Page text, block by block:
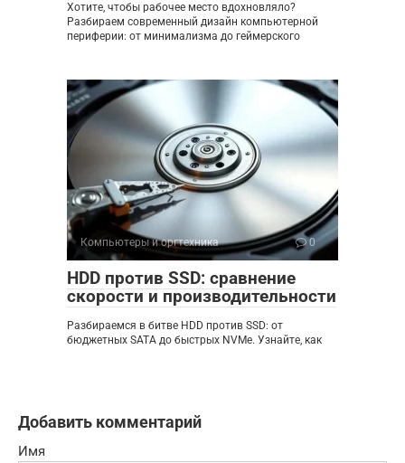
Хотите, чтобы рабочее место вдохновляло?
Разбираем современный дизайн компьютерной
периферии: от минимализма до геймерского
Компьютеры и оргтехника 0
HDD против SSD: сравнение
скорости и производительности
Разбираемся в битве HDD против SSD: от
бюджетных SATA до быстрых NVMe. Узнайте, как
Добавить комментарий
Имя